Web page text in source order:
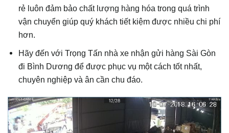
rẻ luôn đảm bảo chất lượng hàng hóa trong quá trình
vận chuyển giúp quý khách tiết kiệm được nhiều chi phí
hơn.
Hãy đến với Trọng Tấn nhà xe nhận gửi hàng Sài Gòn
đi Bình Dương để được phục vụ một cách tốt nhất,
chuyên nghiệp và ân cần chu đáo.